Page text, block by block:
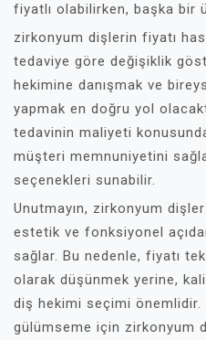
fiyatlı olabilirken, başka bir
zirkonyum dişlerin fiyatı
tedaviye göre değişiklik
hekimine danışmak ve
yapmak en doğru yol
tedavinin maliyeti
müşteri memnuniyetini
seçenekleri sunabilir.
Unutmayın, zirkonyum
estetik ve fonksiyonel
sağlar. Bu nedenle, fiyatı
olarak düşünmek yerine,
diş hekimi seçimi önemlidir.
gülümseme için zirkonyum